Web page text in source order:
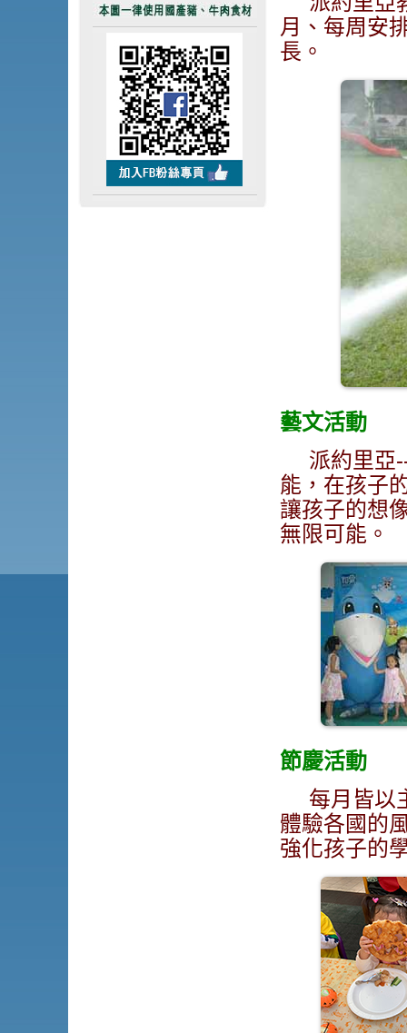
月、每周安
長。
藝文活動
派約里亞
能，在孩子
讓孩子的想
無限可能。
節慶活動
每月皆以
體驗各國的
強化孩子的